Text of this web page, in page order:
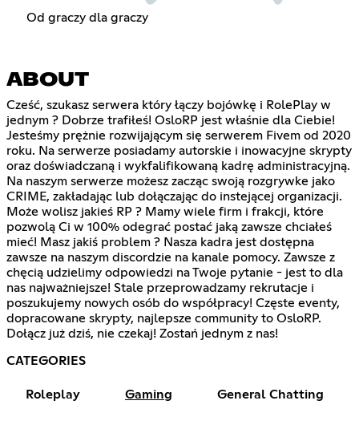
Od graczy dla graczy
ABOUT
Cześć, szukasz serwera który łączy bojówkę i RolePlay w
jednym ? Dobrze trafiłeś! OsloRP jest właśnie dla Ciebie!
Jesteśmy prężnie rozwijającym się serwerem Fivem od 2020
roku. Na serwerze posiadamy autorskie i inowacyjne skrypty
oraz doświadczaną i wykfalifikowaną kadrę administracyjną.
Na naszym serwerze możesz zacząc swoją rozgrywke jako
CRIME, zakładając lub dołączając do instejącej organizacji.
Może wolisz jakieś RP ? Mamy wiele firm i frakcji, które
pozwolą Ci w 100% odegrać postać jaką zawsze chciałeś
mieć! Masz jakiś problem ? Nasza kadra jest dostępna
zawsze na naszym discordzie na kanale pomocy. Zawsze z
chęcią udzielimy odpowiedzi na Twoje pytanie - jest to dla
nas najważniejsze! Stale przeprowadzamy rekrutacje i
poszukujemy nowych osób do współpracy! Częste eventy,
dopracowane skrypty, najlepsze community to OsloRP.
Dołącz już dziś, nie czekaj! Zostań jednym z nas!
CATEGORIES
Roleplay Gaming General Chatting